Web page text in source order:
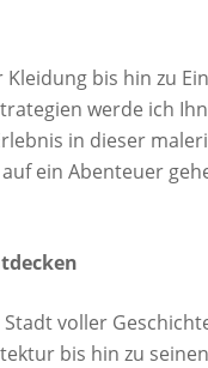
bis hin zu
werde ich
in dieser
ein Abenteuer
voller
bis hin zu